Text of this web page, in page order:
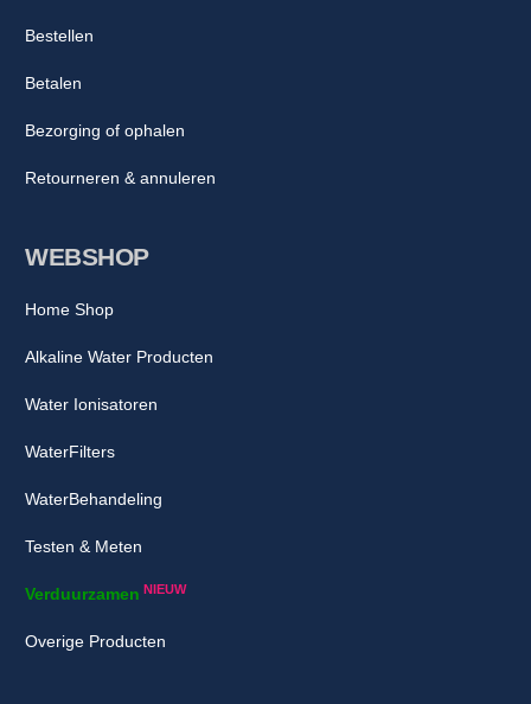
WEBSHOP
Home Shop
Alkaline Water Producten
Water Ionisatoren
WaterFilters
WaterBehandeling
Testen & Meten
Verduurzamen NIEUW
Overige Producten
Bestellen
Betalen
Bezorging of ophalen
Retourneren & annuleren